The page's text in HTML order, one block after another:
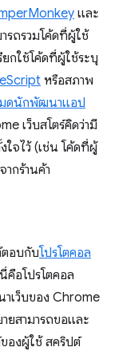
และ
รถรวมโค้ดที่ผู้ใช้
กใช้โค้ดที่ผู้ใช้ระบุ
หรือสภาพ
ดนักพัฒนาแอป
เว็บสโตร์คิดว่ามี
จไว้ (เช่น โค้ดที่ผู้
กร้านค้า
ตอบกับโปรโตคอล
คือโปรโตคอล
เว็บของ Chrome
ยสามารถขอและ
ของผู้ใช้ สคริปต์